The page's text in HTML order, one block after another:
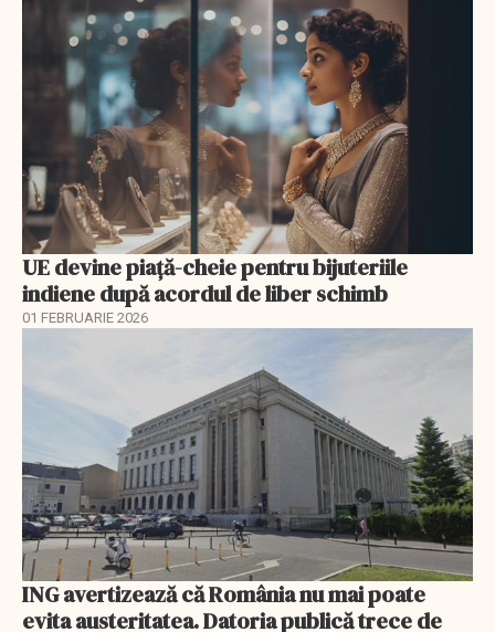
UE devine piață-cheie pentru bijuteriile
indiene după acordul de liber schimb
01 FEBRUARIE 2026
ING avertizează că România nu mai poate
evita austeritatea. Datoria publică trece de